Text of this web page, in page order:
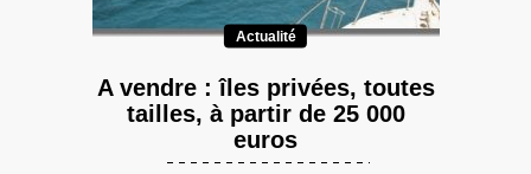
Actualité
A vendre : îles privées, toutes
tailles, à partir de 25 000
euros